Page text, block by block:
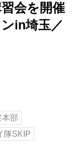
会を開催
in埼玉／
本部
隊SKIP